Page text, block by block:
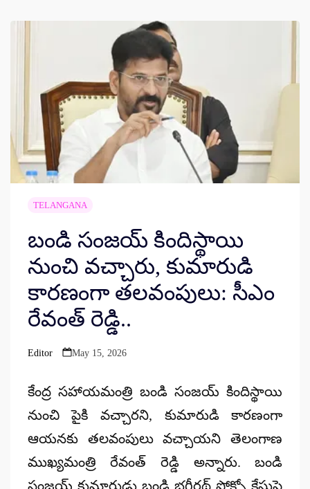
TELANGANA
బండి సంజయ్ కిందిస్థాయి
నుంచి వచ్చారు, కుమారుడి
కారణంగా తలవంపులు: సీఎం
రేవంత్ రెడ్డి..
Posted
Editor May 15, 2026
కేంద్ర సహాయమంత్రి బండి సంజయ్ కిందిస్థాయి
నుంచి పైకి వచ్చారని, కుమారుడి కారణంగా
ఆయనకు తలవంపులు వచ్చాయని తెలంగాణ
ముఖ్యమంత్రి రేవంత్ రెడ్డి అన్నారు. బండి
సంజయ్ కుమారుడు బండి భగీరథ్ పోక్సో కేసుపై